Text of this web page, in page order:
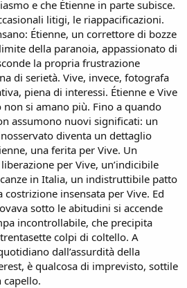
e che Étienne in parte subisce.
litigi, le riappacificazioni.
Étienne, un correttore di bozze
della paranoia, appassionato di
la propria frustrazione
di serietà. Vive, invece, fotografa
piena di interessi. Étienne e Vive
si amano più. Fino a quando
assumono nuovi significati: un
diventa un dettaglio
una ferita per Vive. Un
per Vive, un’indicibile
in Italia, un indistruttibile patto
costrizione insensata per Vive. Ed
sotto le abitudini si accende
incontrollabile, che precipita
colpi di coltello. A
dall’assurdità della
è qualcosa di imprevisto, sottile
capello.